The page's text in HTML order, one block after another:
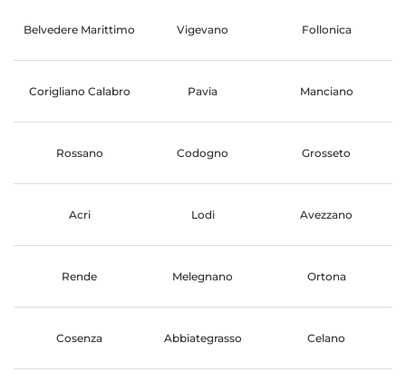
Belvedere Marittimo Vigevano Follonica
Corigliano Calabro Pavia Manciano
Rossano Codogno Grosseto
Acri Lodi Avezzano
Rende Melegnano Ortona
Cosenza Abbiategrasso Celano